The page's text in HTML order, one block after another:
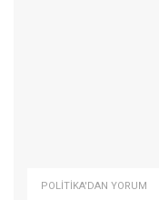
POLITIKA'DAN YORUM